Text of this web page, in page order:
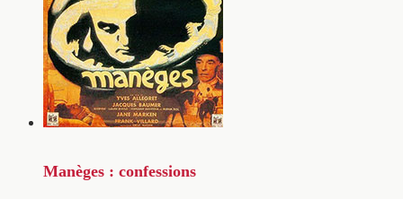
Manèges : confessions